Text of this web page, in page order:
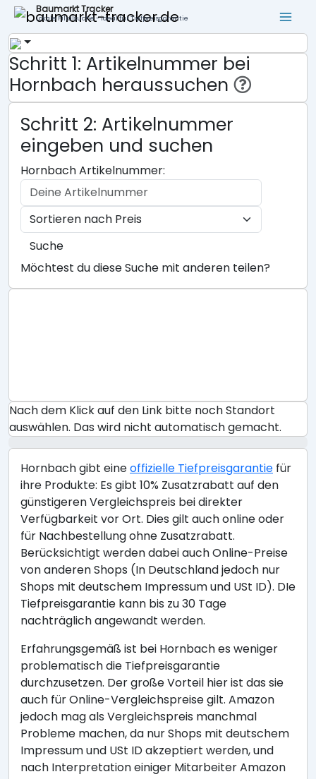
Baumarkt Tracker
Lokale Filialsuche - ideal für Tiefpreisgarantie
Schritt 1: Artikelnummer bei
Hornbach heraussuchen
Schritt 2: Artikelnummer
eingeben und suchen
Hornbach Artikelnummer:
Suche
Möchtest du diese Suche mit anderen teilen?
Nach dem Klick auf den Link bitte noch Standort
auswählen. Das wird nicht automatisch gemacht.
Hornbach gibt eineoffizielle Tiefpreisgarantie für
ihre Produkte: Es gibt 10% Zusatzrabatt auf den
günstigeren Vergleichspreis bei direkter
Verfügbarkeit vor Ort. Dies gilt auch online oder
für Nachbestellung ohne Zusatzrabatt.
Berücksichtigt werden dabei auch Online-Preise
von anderen Shops (In Deutschland jedoch nur
Shops mit deutschem Impressum und USt ID). DIe
Tiefpreisgarantie kann bis zu 30 Tage
nachträglich angewandt werden.
Erfahrungsgemäß ist bei Hornbach es weniger
problematisch die Tiefpreisgarantie
durchzusetzen. Der große Vorteil hier ist das sie
auch für Online-Vergleichspreise gilt. Amazon
jedoch mag als Vergleichspreis manchmal
Probleme machen, da nur Shops mit deutschem
Impressum und USt ID akzeptiert werden, und
nach Interpretation einiger Mitarbeiter Amazon